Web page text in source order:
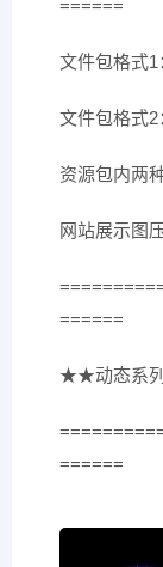
======
文件包格式
文件包格式
资源包内两
网站展示图
======
★★动态系
======